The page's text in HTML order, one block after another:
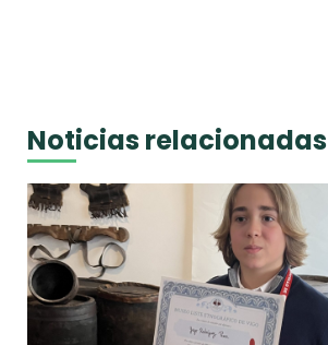
Noticias relacionadas